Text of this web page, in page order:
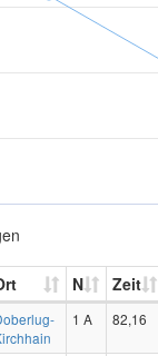
N Zeit
1 A 82,16